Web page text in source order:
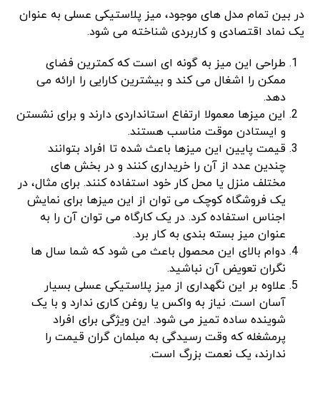
در بین تمام مدل ‌های موجود، میز پلاستیکی عسلی به عنوان
یک نماد اقتصادی و کاربردی شناخته می ‌شود.
طراحی این میز به گونه ‌ای است که کمترین فضای
ممکن را اشغال می ‌کند و بیشترین کارایی را ارائه می
‌دهد.
این میزها معمولا ارتفاع استانداردی دارند و برای نشستن
و ایستادن موقت مناسب هستند.
قیمت پایین این میزها باعث شده تا افراد بتوانند
چندین عدد از آن را خریداری کنند و در بخش‌ های
مختلف منزل یا محل کار خود استفاده کنند. برای مثال، در
یک فروشگاه کوچک می‌ توان از این میزها برای نمایش
اجناس استفاده کرد. در یک کارگاه می ‌توان آن را به
عنوان میز بسته‌ بندی به کار برد.
دوام بالای این محصول باعث می‌ شود که شما سال ‌ها
نگران تعویض آن نباشید.
علاوه بر این نگهداری از میز پلاستیکی عسلی بسیار
آسان است. نیاز به واکس یا روغن ‌کاری ندارد و با یک
شوینده ساده تمیز می ‌شود. این ویژگی برای افراد
پرمشغله که وقت رسیدگی به مبلمان گران ‌قیمت را
ندارند، یک نعمت بزرگ است.